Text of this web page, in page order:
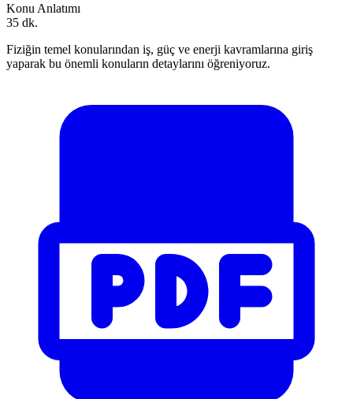
Konu Anlatımı
35 dk.
Fiziğin temel konularından iş, güç ve enerji kavramlarına giriş
yaparak bu önemli konuların detaylarını öğreniyoruz.